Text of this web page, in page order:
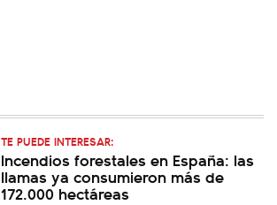
TE PUEDE INTERESAR:
Incendios forestales en España: las
llamas ya consumieron más de
172.000 hectáreas